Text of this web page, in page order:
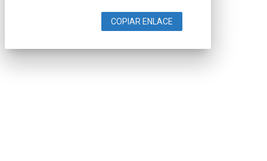
COPIAR ENLACE